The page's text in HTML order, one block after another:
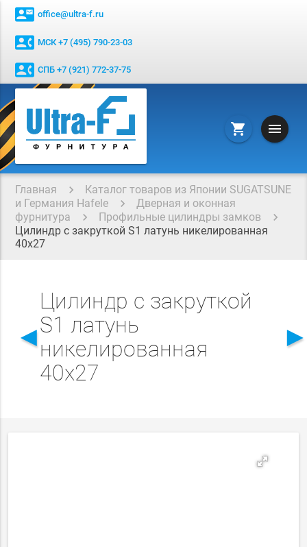
contact_mail office@ultra-f.ru
contact_phone МСК +7 (495) 790-23-03
contact_phone СПБ +7 (921) 772-37-75
shopping_cart menu
Главная
Каталог товаров из Японии SUGATSUNE
и Германия Hafele
Дверная и оконная
фурнитура
Профильные цилиндры замков
Цилиндр с закруткой S1 латунь никелированная
40x27
◄
Цилиндр с закруткой
S1 латунь
никелированная
40x27